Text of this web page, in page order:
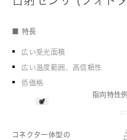
■ 特長
広い受光面積
広い温度範囲、高信頼性
低価格
コネクタ一体型の
指向特性例